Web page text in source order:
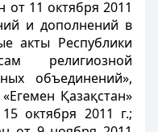
от 11 октября 2011
и дополнений в
акты Республики
религиозной
объединений»,
Қазақстан»
октября 2011 г.;